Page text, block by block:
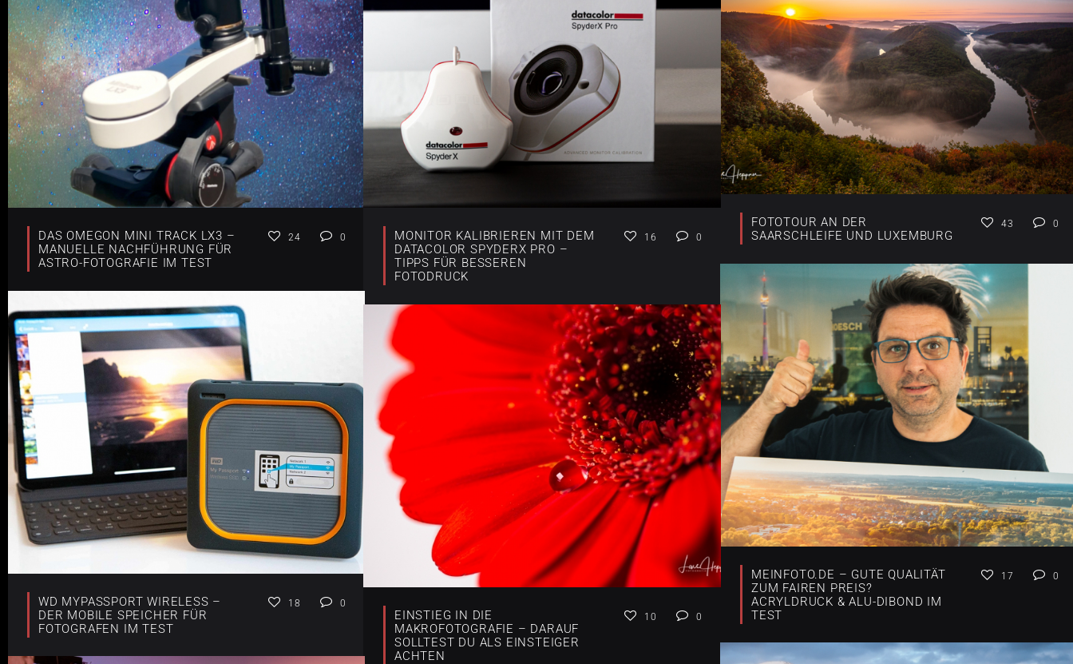
FOTOTOUR AN DER
SAARSCHLEIFE UND LUXEMBURG
43 0
DAS OMEGON MINI TRACK LX3 –
MANUELLE NACHFÜHRUNG FÜR
ASTRO-FOTOGRAFIE IM TEST
24 0
MONITOR KALIBRIEREN MIT DEM
DATACOLOR SPYDERX PRO –
TIPPS FÜR BESSEREN
FOTODRUCK
16 0
MEINFOTO.DE – GUTE QUALITÄT
ZUM FAIREN PREIS?
ACRYLDRUCK & ALU-DIBOND IM
TEST
17 0
WD MYPASSPORT WIRELESS –
DER MOBILE SPEICHER FÜR
FOTOGRAFEN IM TEST
18 0
EINSTIEG IN DIE
MAKROFOTOGRAFIE – DARAUF
SOLLTEST DU ALS EINSTEIGER
ACHTEN
10 0